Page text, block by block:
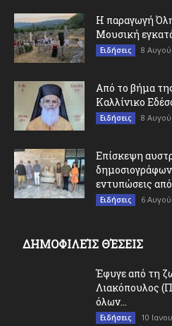
Η παραγωγή
Μουσική
Ειδήσεις 8
Από το βήμα
Καλλίνικο
Ειδήσεις 8
Επίσκεψη
εντυπώσεις
Ειδήσεις 6
ΔΗΜΟΦΙΛΕΊΣ ΘΈΣΕΙΣ
Έφυγε από τη
Λιακόπουλος
όλων...
Ειδήσεις 10